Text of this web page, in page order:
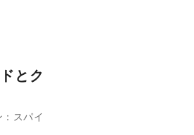
とク
スパイ